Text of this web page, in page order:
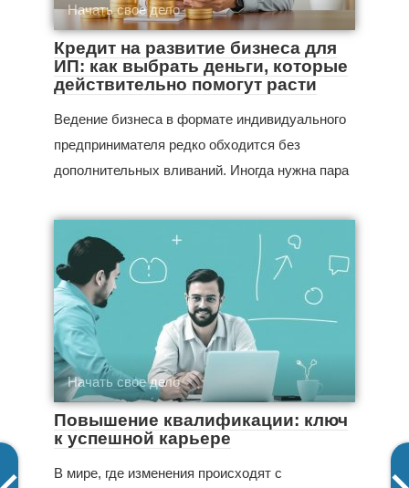
Начать свое дело
Кредит на развитие бизнеса для
ИП: как выбрать деньги, которые
действительно помогут расти
Ведение бизнеса в формате индивидуального
предпринимателя редко обходится без
дополнительных вливаний. Иногда нужна пара
Начать свое дело
Повышение квалификации: ключ
к успешной карьере
В мире, где изменения происходят с